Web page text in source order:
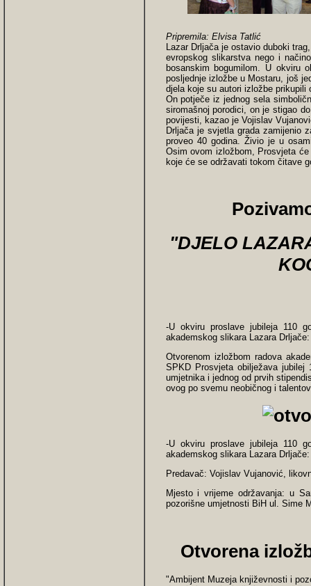
Pripremila: Elvisa Tatlić
Lazar Drljača je ostavio duboki
evropskog slikarstva nego i
bosanskim bogumilom. U okviru
posljednje izložbe u Mostaru, još
djela koje su autori izložbe
On potječe iz jednog sela
siromašnoj porodici, on je stigao
povijesti, kazao je Vojislav
Drljača je svjetla grada zamijenio
proveo 40 godina. Živio je u
Osim ovom izložbom, Prosvjeta
koje će se održavati tokom čitave
"DJELO
-U okviru proslave jubileja 110
akademskog slikara Lazara
Otvorenom izložbom radova
SPKD Prosvjeta obilježava jubilej
umjetnika i jednog od prvih
ovog po svemu neobičnog i
-U okviru proslave jubileja 110
akademskog slikara Lazara
Predavač: Vojislav Vujanović,
Mjesto i vrijeme održavanja: u
pozorišne umjetnosti BiH ul. Sime
Otvorena
"Ambijent Muzeja književnosti i